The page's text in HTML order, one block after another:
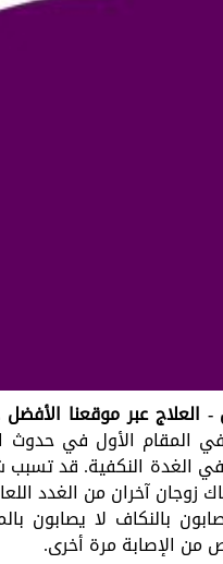
عبر موقعنا الأفضل
المقام الأول في حدوث
الغدة النكفية. قد تسبب
زوجان آخران من الغدد
بالنكاف لا
الإصابة مرة أخرى.